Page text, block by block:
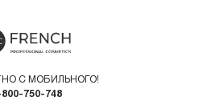
С МОБИЛЬНОГО!
800-750-748